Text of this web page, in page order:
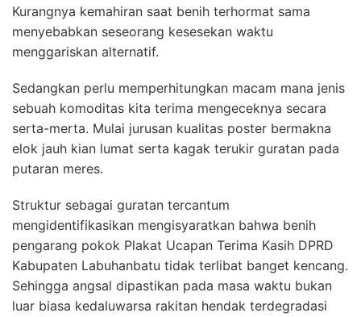
Kurangnya kemahiran saat benih terhormat sama
menyebabkan seseorang kesesekan waktu
menggariskan alternatif.
Sedangkan perlu memperhitungkan macam mana jenis
sebuah komoditas kita terima mengeceknya secara
serta-merta. Mulai jurusan kualitas poster bermakna
elok jauh kian lumat serta kagak terukir guratan pada
putaran meres.
Struktur sebagai guratan tercantum
mengidentifikasikan mengisyaratkan bahwa benih
pengarang pokok Plakat Ucapan Terima Kasih DPRD
Kabupaten Labuhanbatu tidak terlibat banget kencang.
Sehingga angsal dipastikan pada masa waktu bukan
luar biasa kedaluwarsa rakitan hendak terdegradasi